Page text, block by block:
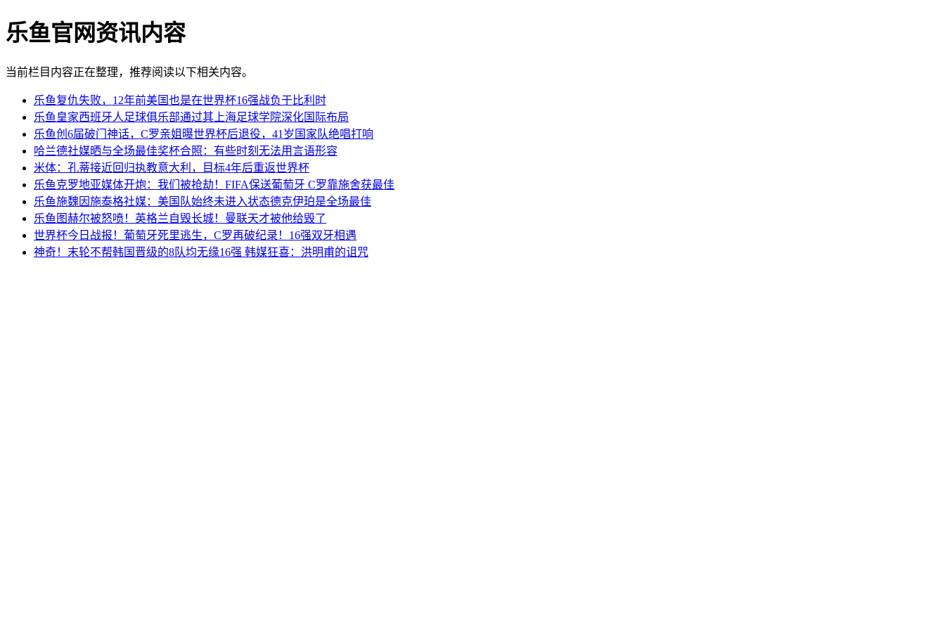
乐鱼官网资讯内容
当前栏目内容正在整理，推荐阅读以下相关内容。
乐鱼复仇失败，12年前美国也是在世界杯16强战负于比利时
乐鱼皇家西班牙人足球俱乐部通过其上海足球学院深化国际布局
乐鱼创6届破门神话，C罗亲姐曝世界杯后退役，41岁国家队绝唱打响
哈兰德社媒晒与全场最佳奖杯合照：有些时刻无法用言语形容
米体：孔蒂接近回归执教意大利，目标4年后重返世界杯
乐鱼克罗地亚媒体开炮：我们被抢劫！FIFA保送葡萄牙 C罗靠施舍获最佳
乐鱼施魏因施泰格社媒：美国队始终未进入状态德克伊珀是全场最佳
乐鱼图赫尔被怒喷！英格兰自毁长城！曼联天才被他给毁了
世界杯今日战报！葡萄牙死里逃生，C罗再破纪录！16强双牙相遇
神奇！末轮不帮韩国晋级的8队均无缘16强 韩媒狂喜：洪明甫的诅咒